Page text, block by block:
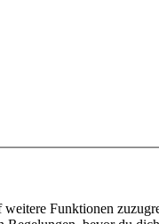
Funktionen